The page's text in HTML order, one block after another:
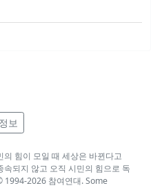
보
힘이 모일 때 세상은 바뀐다고
되지 않고 오직 시민의 힘으로 독
1994-2026 참여연대. Some